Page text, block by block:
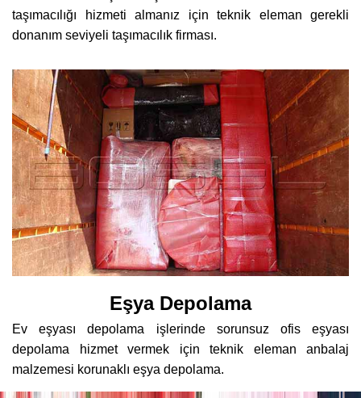
taşımacılığı hizmeti almanız için teknik eleman gerekli
donanım seviyeli taşımacılık firması.
Eşya Depolama
Ev eşyası depolama işlerinde sorunsuz ofis eşyası
depolama hizmet vermek için teknik eleman anbalaj
malzemesi korunaklı eşya depolama.